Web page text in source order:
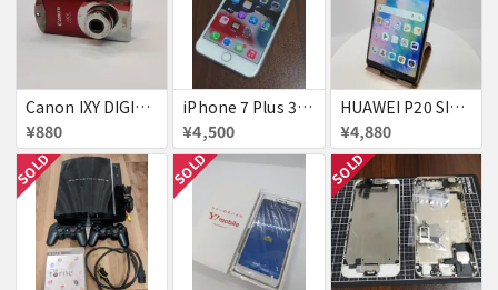
Canon IXY DIGITAL L3 ズームレンズ不良
¥880
iPhone 7 Plus 32GB
¥4,500
HUAWEI P20 SIMフリー 861197043272279
¥4,880
SOLD SOLD SOLD